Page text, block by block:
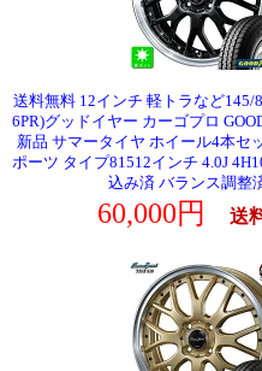
送料無料 12インチ 軽トラなど145/
6PR)グッドイヤー カーゴプロ
新品 サマータイヤ ホイール4本セ
ポーツ タイプ81512インチ 4.0J
込み済 バランス調整
60,000円 送